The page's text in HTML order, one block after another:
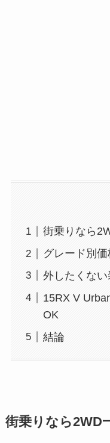
街乗りなら
グレード別価
外したくな
15RX V
OK
結論
街乗りなら2WD